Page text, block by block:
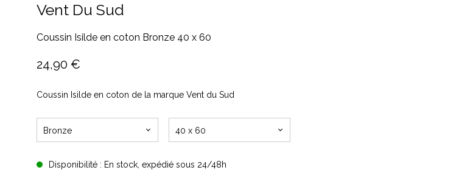
Vent Du Sud
Coussin Isilde en coton Bronze 40 x 60
24,90 €
Coussin Isilde en coton de la marque Vent du Sud
Bronze 40 x 60
Disponibilité : En stock, expédié sous 24/48h